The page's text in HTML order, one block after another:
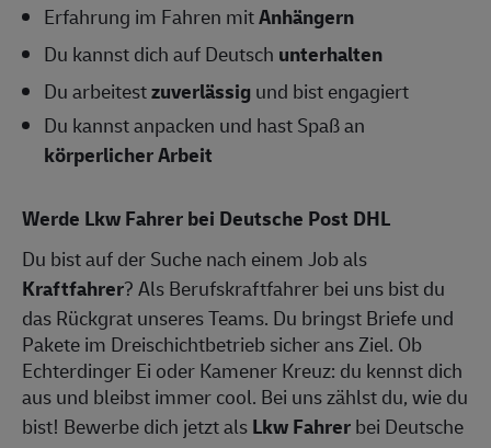
Erfahrung im Fahren mitAnhängern
Du kannst dich auf Deutsch unterhalten
Du arbeitestzuverlässigund bist engagiert
Du kannst anpacken und hast Spaß an
körperlicher Arbeit
Werde Lkw Fahrer bei Deutsche Post DHL
Du bist auf der Suche nach einem Job als
Kraftfahrer? Als Berufskraftfahrer bei uns bist du
das Rückgrat unseres Teams. Du bringst Briefe und
Pakete im Dreischichtbetrieb sicher ans Ziel. Ob
Echterdinger Ei oder Kamener Kreuz: du kennst dich
aus und bleibst immer cool. Bei uns zählst du, wie du
bist! Bewerbe dich jetzt alsLkw Fahrerbei Deutsche